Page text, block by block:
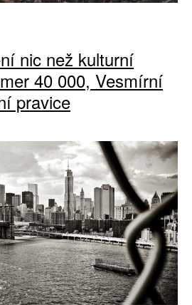
nic než kulturní
40 000, Vesmírní
pravice